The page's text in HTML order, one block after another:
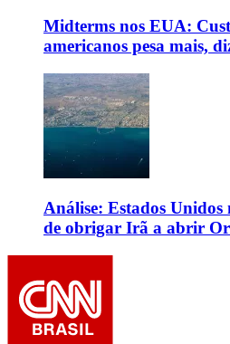
Midterms nos EUA:
americanos pesa mais,
Análise: Estados Unidos
de obrigar Irã a abrir